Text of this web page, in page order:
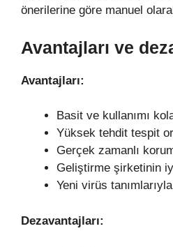
önerilerine göre manuel
Avantajları ve
Avantajları:
Basit ve kullanımı
Yüksek tehdit tespit
Gerçek zamanlı
Geliştirme şirketinin
Yeni virüs
Dezavantajları: